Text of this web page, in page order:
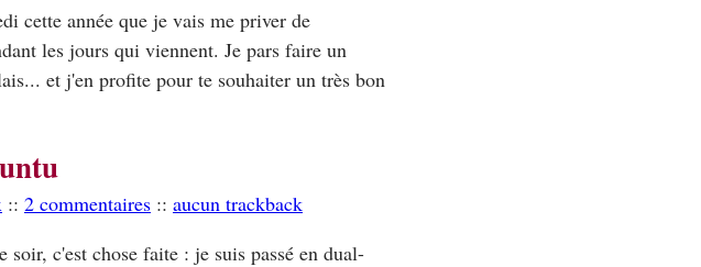
cette année que je vais me priver de
les jours qui viennent. Je pars faire un
et j'en profite pour te souhaiter un très bon
:: 2 commentaires :: aucun trackback
soir, c'est chose faite : je suis passé en dual-